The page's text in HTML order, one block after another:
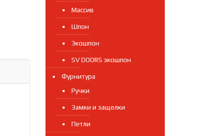
Массив
Шпон
Экошпон
SV DOORS экошпон
Фурнитура
Ручки
Замки и защелки
Петли